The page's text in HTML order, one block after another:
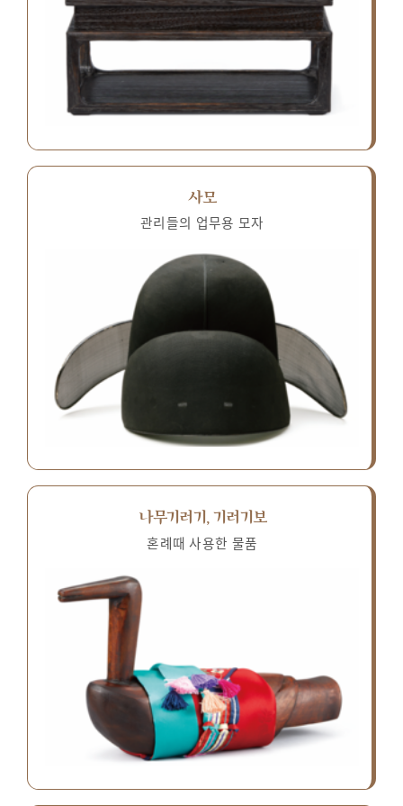
사모
관리들의 업무용 모자
나무기러기, 기러기보
혼례때 사용한 물품